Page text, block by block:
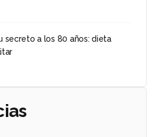
secreto a los 80 años: dieta